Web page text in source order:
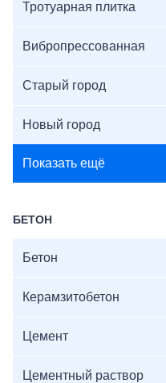
Тротуарная плитка
Вибропрессованная
Старый город
Новый город
Показать ещё
БЕТОН
Бетон
Керамзитобетон
Цемент
Цементный раствор